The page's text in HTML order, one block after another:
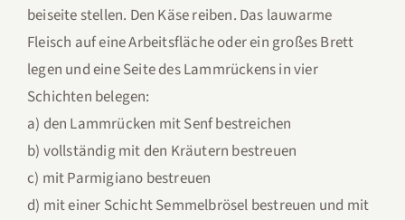
beiseite stellen. Den Käse reiben. Das lauwarme
Fleisch auf eine Arbeitsfläche oder ein großes Brett
legen und eine Seite des Lammrückens in vier
Schichten belegen:
a) den Lammrücken mit Senf bestreichen
b) vollständig mit den Kräutern bestreuen
c) mit Parmigiano bestreuen
d) mit einer Schicht Semmelbrösel bestreuen und mit